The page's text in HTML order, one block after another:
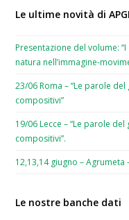
Le ultime novità di APGI
Presentazione del volume:
natura nell’immagine-
23/06 Roma – “Le parole
compositivi”
19/06 Lecce – “Le parole
compositivi”.
12,13,14 giugno –
Le nostre banche dati